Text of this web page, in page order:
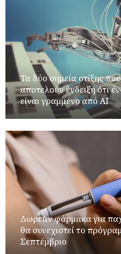
Τα δύο σημεία στίξης
αποτελούν ένδειξη ότι
είναι γραμμένο από AI
Δωρεάν φάρμακα για
θα συνεχιστεί το
Σεπτέμβριο